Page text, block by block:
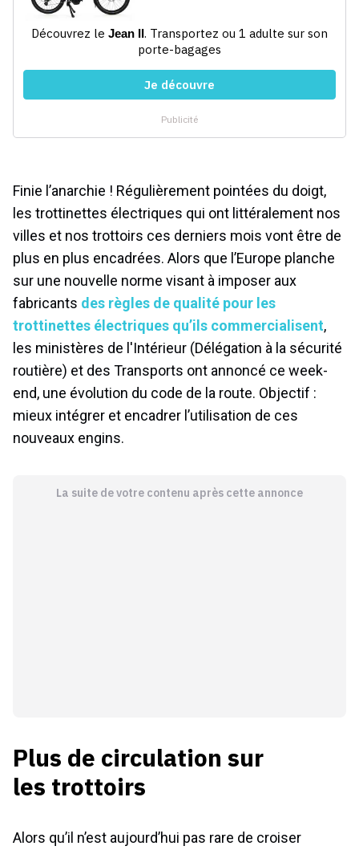
Finie l’anarchie ! Régulièrement pointées du doigt,
les trottinettes électriques qui ont littéralement nos
villes et nos trottoirs ces derniers mois vont être de
plus en plus encadrées. Alors que l’Europe planche
sur une nouvelle norme visant à imposer aux
fabricants des règles de qualité pour les
trottinettes électriques qu’ils commercialisent,
les ministères de l'Intérieur (Délégation à la sécurité
routière) et des Transports ont annoncé ce week-
end, une évolution du code de la route. Objectif :
mieux intégrer et encadrer l’utilisation de ces
nouveaux engins.
La suite de votre contenu après cette annonce
Plus de circulation sur
les trottoirs
Alors qu’il n’est aujourd’hui pas rare de croiser